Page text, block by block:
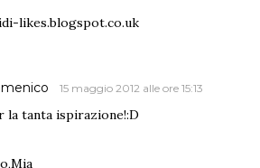
likes.blogspot.co.uk
15 maggio 2012 alle ore 15:13
la tanta ispirazione!:D